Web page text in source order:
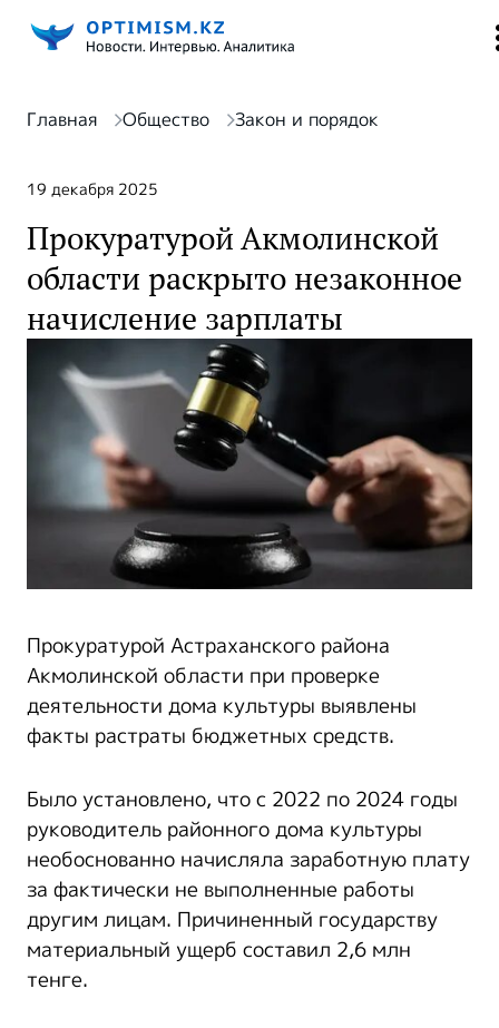
Главная Общество Закон и порядок
19 декабря 2025
Прокуратурой Акмолинской
области раскрыто незаконное
начисление зарплаты
Прокуратурой Астраханского района
Акмолинской области при проверке
деятельности дома культуры выявлены
факты растраты бюджетных средств.
Было установлено, что с 2022 по 2024 годы
руководитель районного дома культуры
необоснованно начисляла заработную плату
за фактически не выполненные работы
другим лицам. Причиненный государству
материальный ущерб составил 2,6 млн
тенге.